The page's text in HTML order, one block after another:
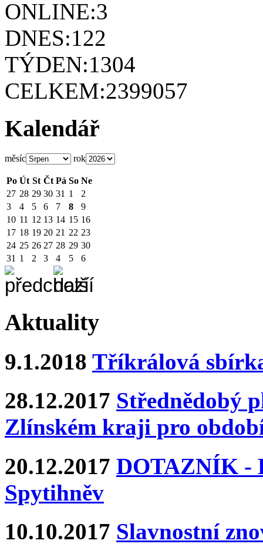
ONLINE:3
DNES:122
TÝDEN:1304
CELKEM:2399057
Kalendář
měsíc rok
Po Út St Čt Pá So Ne
27 28 29 30 31 1
2
3
4 5 6 7 8
9
10 11 12 13 14 15 16
17 18 19 20 21 22 23
24 25 26 27 28 29 30
31 1 2 3 4 5 6
Aktuality
9.1.2018 Tříkrálová
28.12.2017 Střednědobý
Zlínském kraji pro
20.12.2017 DOTAZNÍK -
Spytihněv
10.10.2017 Slavnostní